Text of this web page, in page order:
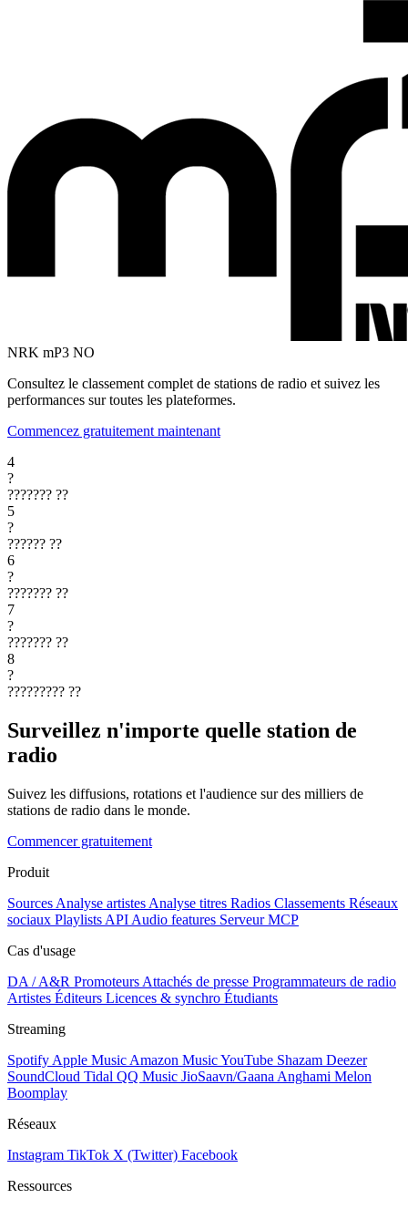
NRK mP3 NO
Consultez le classement complet de stations de radio et suivez les
performances sur toutes les plateformes.
Commencez gratuitement maintenant
4
?
??????? ??
5
?
?????? ??
6
?
??????? ??
7
?
??????? ??
8
?
????????? ??
Surveillez n'importe quelle station de
radio
Suivez les diffusions, rotations et l'audience sur des milliers de
stations de radio dans le monde.
Commencer gratuitement
Produit
Sources Analyse artistes Analyse titres Radios Classements Réseaux
sociaux Playlists API Audio features Serveur MCP
Cas d'usage
DA / A&R Promoteurs Attachés de presse Programmateurs de radio
Artistes Éditeurs Licences & synchro Étudiants
Streaming
Spotify Apple Music Amazon MusicYouTube Shazam Deezer
SoundCloud Tidal QQ Music JioSaavn/Gaana Anghami Melon
Boomplay
Réseaux
Instagram TikTok X (Twitter) Facebook
Ressources